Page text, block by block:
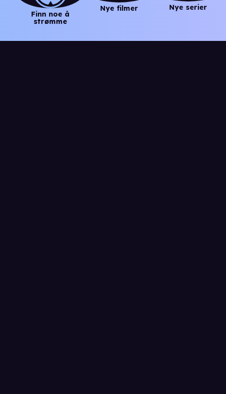
Finn noe å
strømme
Nye filmer Nye serier